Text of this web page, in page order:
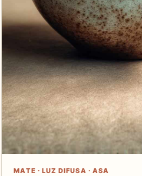
MATE · LUZ DIFUSA · ASA